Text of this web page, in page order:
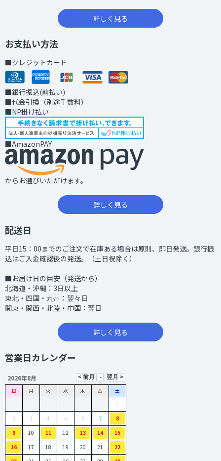
詳しく見る
お支払い方法
■クレジットカード
■銀行振込(前払い)
■代金引換（別途手数料）
■NP掛け払い
■AmazonPAY
からお選びいただけます。
詳しく見る
配送日
平日15：00までのご注文で在庫ある場合は原則、即日発送。銀行振
込はご入金確認後の発送。（土日祝除く）
■お届け日の目安（発送から）
北海道・沖縄：3日以上
東北・四国・九州：翌々日
関東・関西・北陸・中国：翌日
詳しく見る
営業日カレンダー
2026年8月
日 月 火 水 木 金
土
1
2
3 4 5 6 7
8
9
10 11 12 13 14
15
16
17 18 19 20 21
22